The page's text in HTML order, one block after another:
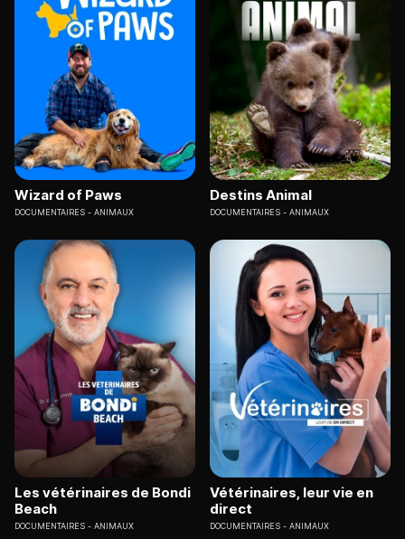
Wizard of Paws
DOCUMENTAIRES ANIMAUX
Destins Animal
DOCUMENTAIRES ANIMAUX
Les vétérinaires de Bondi
Beach
DOCUMENTAIRES ANIMAUX
Vétérinaires, leur vie en
direct
DOCUMENTAIRES ANIMAUX